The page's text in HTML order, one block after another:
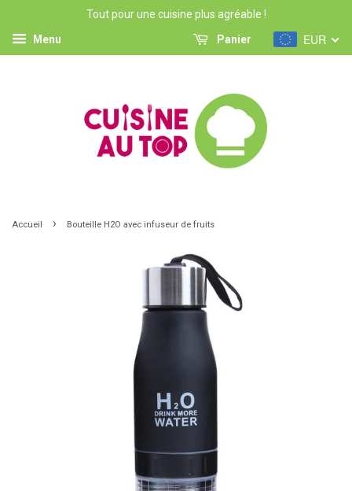
Tout pour une cuisine plus agréable !
Menu EUR
Panier
Accueil › Bouteille H2O avec infuseur de fruits